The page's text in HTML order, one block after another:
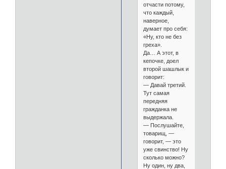
отчасти потому,
что каждый,
наверное,
думает про себя:
«Ну, кто не без
греха».
Да… А этот, в
кепочке, доел
второй шашлык и
говорит:
— Давай третий.
Тут самая
передняя
гражданка не
выдержала.
— Послушайте,
товарищ, —
говорит, — это
уже свинство! Ну
сколько можно?
Ну один, ну два,